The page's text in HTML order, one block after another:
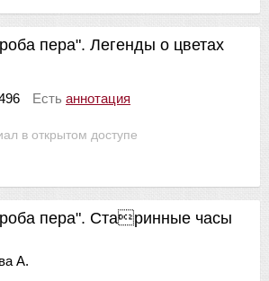
в открытом доступе
пера". Легенды о цветах
Есть аннотация
пера". Старинные часы
А.